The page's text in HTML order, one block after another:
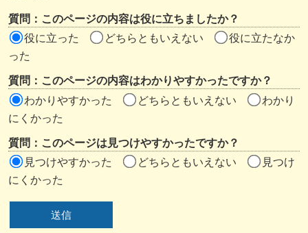
評
価
ア
質問：このページの内容は役に立ちましたか？
役に立った
どちらともいえない
役に立たなか
った
質問：このページの内容はわかりやすかったですか？
わかりやすかった
どちらともいえない
わかり
にくかった
質問：このページは見つけやすかったですか？
見つけやすかった
どちらともいえない
見つけ
にくかった